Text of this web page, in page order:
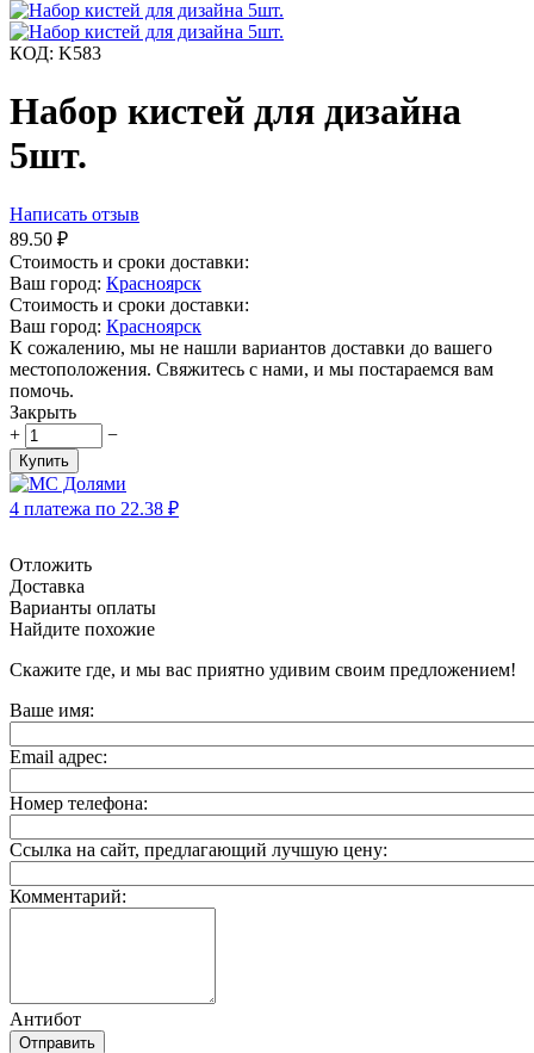
КОД: K583
Набор кистей для дизайна
5шт.
Написать отзыв
89.50 ₽
Стоимость и сроки доставки:
Ваш город: Красноярск
Стоимость и сроки доставки:
Ваш город: Красноярск
К сожалению, мы не нашли вариантов доставки до вашего
местоположения. Свяжитесь с нами, и мы постараемся вам
помочь.
Закрыть
+
−
Купить
4 платежа по 22.38 ₽
Отложить
Доставка
Варианты оплаты
Найдите похожие
Скажите где, и мы вас приятно удивим своим предложением!
Ваше имя:
Email адрес:
Номер телефона:
Ссылка на сайт, предлагающий лучшую цену:
Комментарий:
Антибот
Отправить